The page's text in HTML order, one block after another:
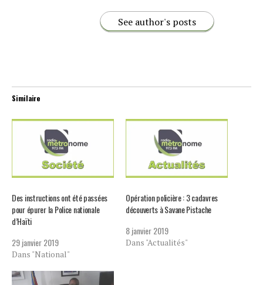
See author's posts
Similaire
Des instructions ont été passées
pour épurer la Police nationale
d’Haïti
29 janvier 2019
Dans "National"
Opération policière : 3 cadavres
découverts à Savane Pistache
8 janvier 2019
Dans "Actualités"